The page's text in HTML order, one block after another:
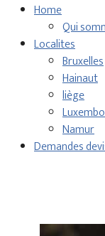
Home
Qui
Localites
Bruxelles
Hainaut
liège
Namur
Demandes